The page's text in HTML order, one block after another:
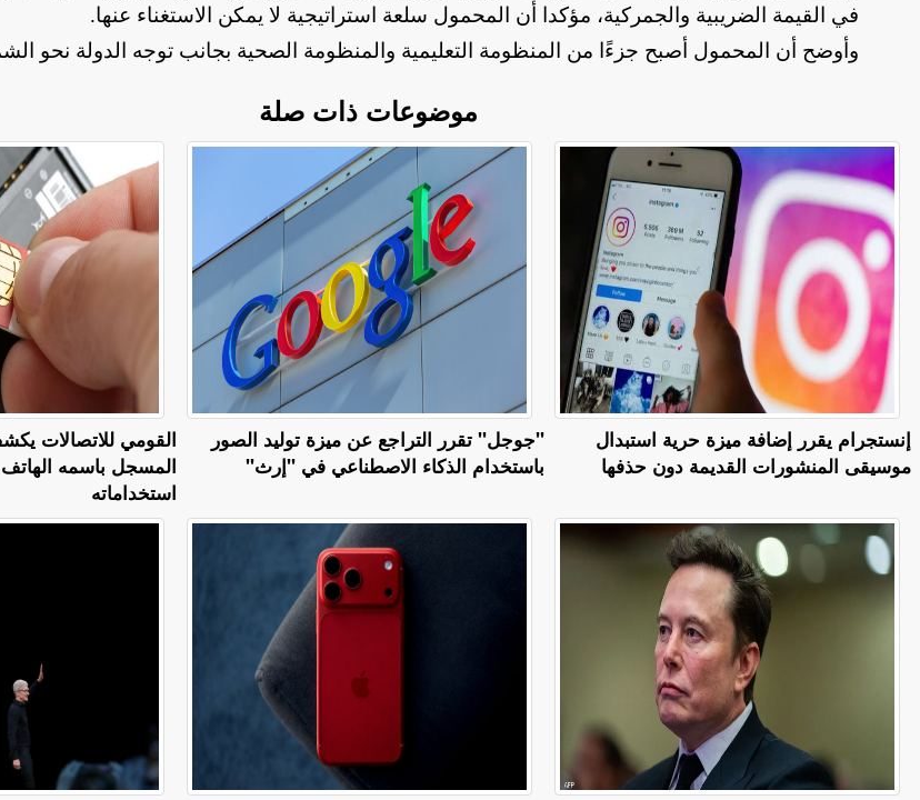
في القيمة الضريبية والجمركية، مؤكدا أن المحمول سلعة استراتيجية لا يمكن الاستغناء عنها.
وأوضح أن المحمول أصبح جزءًا من المنظومة التعليمية والمنظومة الصحية بجانب توجه الدولة نحو
موضوعات ذات صلة
القومي للاتصالات
المسجل باسمه
استخداماته
"جوجل" تقرر التراجع عن ميزة توليد الصور
باستخدام الذكاء الاصطناعي في "إرث"
إنستجرام يقرر إضافة ميزة حرية استبدال
موسيقى المنشورات القديمة دون حذفها